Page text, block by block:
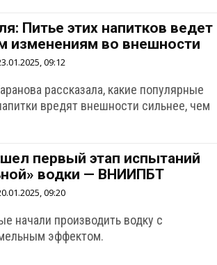
Питье этих напитков ведет
изменениям во внешности
09:12
рассказала, какие популярные
вредят внешности сильнее, чем
первый этап испытаний
водки — ВНИИПБТ
09:20
начали производить водку с
эффектом.